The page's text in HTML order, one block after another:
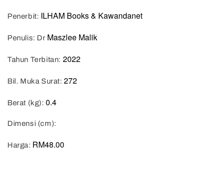
Penerbit: ILHAM Books & Kawandanet
Penulis: Dr Maszlee Malik
Tahun Terbitan: 2022
Bil. Muka Surat:272
Berat (kg):0.4
Dimensi (cm):
Harga: RM48.00